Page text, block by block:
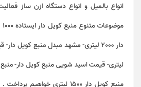
انواع بالمیل و انواع دستگاه ازن ساز
موضوعات متنوع منبع کویل دار ایستاده 1000 لیتری-
دار 2000 لیتری-
مشهد مبدل منبع کویل دار-
لیتری-قیمت اسید شویی منبع کویل دار-
منبع کویل دار 1500 لیتری
خواهیم پرداخت